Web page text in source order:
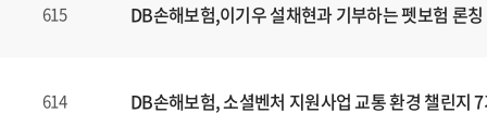
615 DB손해보험,이기우 설채현과 기부하는 펫보험 론칭
614 DB손해보험, 소셜벤처 지원사업 교통 환경 챌린지